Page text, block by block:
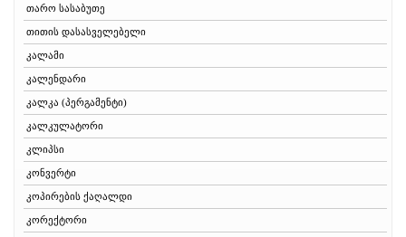
თარო სასაბუთე
თითის დასასველებელი
კალამი
კალენდარი
კალკა (პერგამენტი)
კალკულატორი
კლიპსი
კონვერტი
კოპირების ქაღალდი
კორექტორი